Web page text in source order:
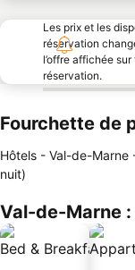
Les prix et les
réservation
l’offre affichée
réservation.
Fourchette de
Hôtels - Val-de-Marne
nuit)
Val-de-Marne